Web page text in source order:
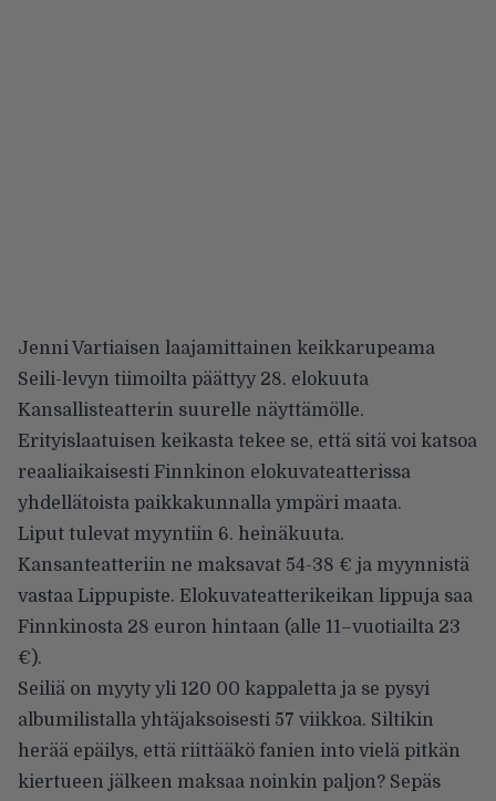
Jenni Vartiaisen laajamittainen keikkarupeama
Seili-levyn tiimoilta päättyy 28. elokuuta
Kansallisteatterin suurelle näyttämölle.
Erityislaatuisen keikasta tekee se, että sitä voi katsoa
reaaliaikaisesti Finnkinon elokuvateatterissa
yhdellätoista paikkakunnalla ympäri maata.
Liput tulevat myyntiin 6. heinäkuuta.
Kansanteatteriin ne maksavat 54-38 € ja myynnistä
vastaa Lippupiste. Elokuvateatterikeikan lippuja saa
Finnkinosta 28 euron hintaan (alle 11–vuotiailta 23
€).
Seiliä on myyty yli 120 00 kappaletta ja se pysyi
albumilistalla yhtäjaksoisesti 57 viikkoa. Siltikin
herää epäilys, että riittääkö fanien into vielä pitkän
kiertueen jälkeen maksaa noinkin paljon? Sepäs